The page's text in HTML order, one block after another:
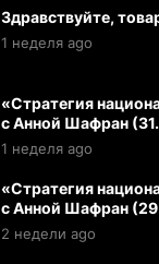
Здравствуйте,
1 неделя ago
«Стратегия
с Анной Шафран
1 неделя ago
«Стратегия
с Анной Шафран
2 недели ago